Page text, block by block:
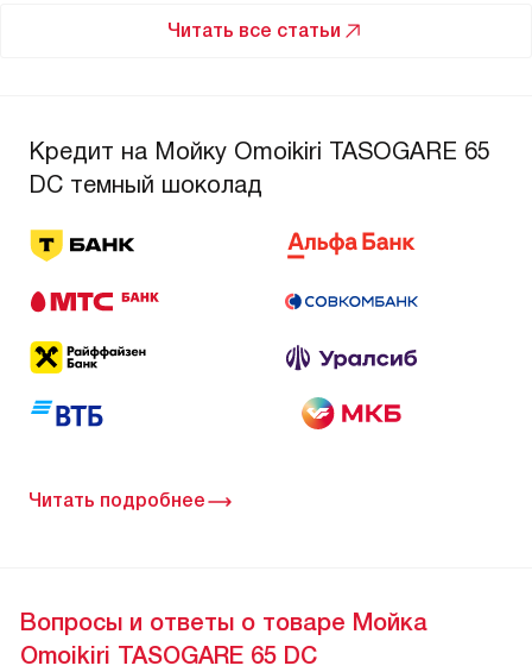
Читать все статьи
Кредит на Мойку Omoikiri TASOGARE 65
DC темный шоколад
Читать подробнее
Вопросы и ответы о товаре Мойка
Omoikiri TASOGARE 65 DC